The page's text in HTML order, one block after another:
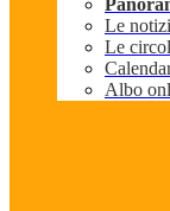
Le
Le
Albo